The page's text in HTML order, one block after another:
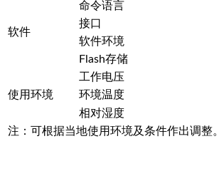
软件
命令语言
接口
软件环境
Flash存储
使用环境
工作电压
环境温度
相对湿度
注：可根据当地使用环境及条件作出调整。